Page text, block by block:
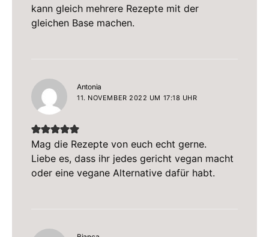
kann gleich mehrere Rezepte mit der
gleichen Base machen.
Antonia
11. NOVEMBER 2022 UM 17:18 UHR
Mag die Rezepte von euch echt gerne.
Liebe es, dass ihr jedes gericht vegan macht
oder eine vegane Alternative dafür habt.